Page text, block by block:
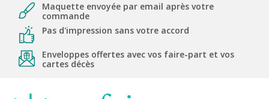
Maquette envoyée par email après votre
commande
Pas d'impression sans votre accord
Enveloppes offertes avec vos faire-part et vos
cartes décès